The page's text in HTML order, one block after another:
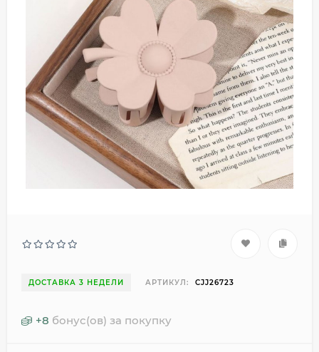
ДОСТАВКА 3 НЕДЕЛИ АРТИКУЛ: CJJ26723
+8 бонус(ов) за покупку